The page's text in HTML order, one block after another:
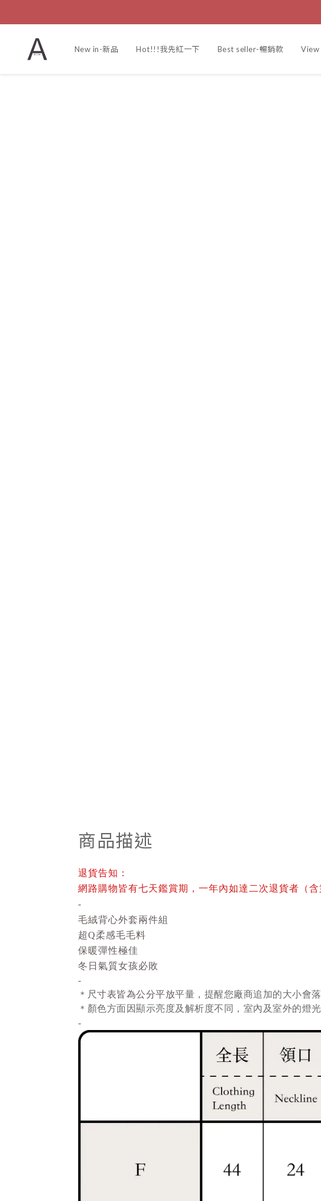
New in-新品 Hot!!!我先紅一下 Best seller-暢銷款 View
商品描述
退貨告知：
網路購物皆有七天鑑賞期，一年內如達二次退貨者（
-
毛絨背心外套兩件組
超Q柔感毛毛料
保暖彈性極佳
冬日氣質女孩必敗
-
＊ 尺寸表皆為公分平放平量 ，提醒您廠商追加的大小會
＊ 顏色方面因顯示亮度及解析度不同，室內及室外的燈
-